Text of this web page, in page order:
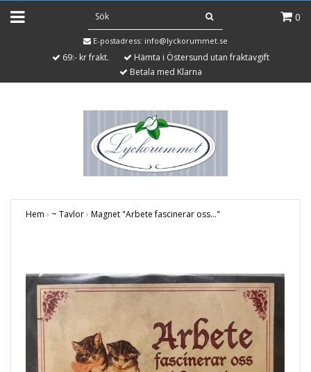
0
E-postadress: info@lyckorummet.se
69:- kr frakt.
Hämta i Östersund utan fraktavgift
Betala med Klarna
Hem › ~ Tavlor› Magnet "Arbete fascinerar oss..."